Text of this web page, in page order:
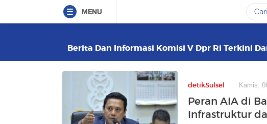
MENU
Berita Dan Informasi Komisi V Dpr Ri Terkini
detikSulsel Kamis,
Peran AIA di
Infrastruktur